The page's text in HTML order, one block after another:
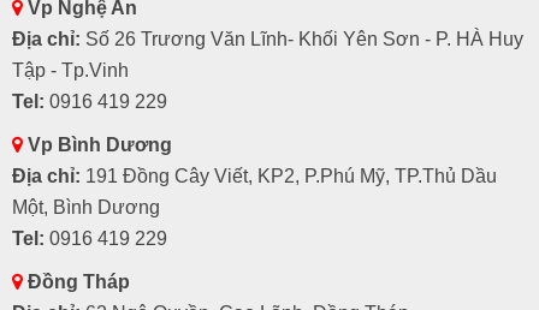
Vp Nghệ An
Địa chỉ: Số 26 Trương Văn Lĩnh- Khối Yên Sơn - P. HÀ Huy
Tập - Tp.Vinh
Tel: 0916 419 229
Vp Bình Dương
Địa chỉ: 191 Đồng Cây Viết, KP2, P.Phú Mỹ, TP.Thủ Dầu
Một, Bình Dương
Tel: 0916 419 229
Đồng Tháp